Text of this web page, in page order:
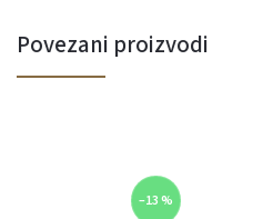
Povezani proizvodi
–13 %